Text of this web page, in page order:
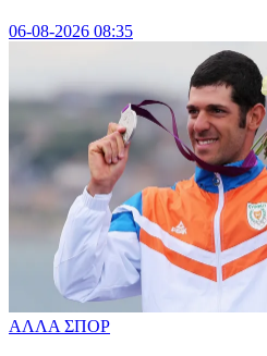
06-08-2026 08:35
ΑΛΛΑ ΣΠΟΡ